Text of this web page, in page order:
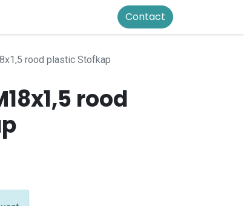
Contact
rood plastic Stofkap
rood